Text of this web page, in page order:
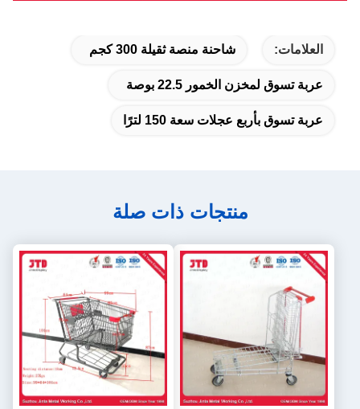
العلامات: شاحنة منصة ثقيلة 300 كجم
عربة تسوق لمخزن الخمور 22.5 بوصة
عربة تسوق بأربع عجلات سعة 150 لترًا
منتجات ذات صلة